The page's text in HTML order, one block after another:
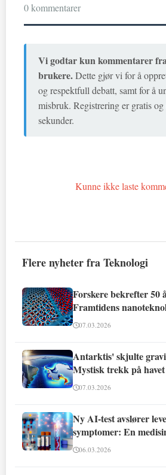
0 kommentarer
Vi godtar kun kommentarer
brukere.Dette gjør vi for å
og respektfull debatt, samt for å
misbruk. Registrering er gratis og
sekunder.
Kunne ikke laste
Flere nyheter fra Teknologi
Forskere bekrefter 50
Framtidens
07.03.2026
Antarktis' skjulte
Mystisk trekk på havet
07.03.2026
Ny AI-test avslører
symptomer: En
06.03.2026